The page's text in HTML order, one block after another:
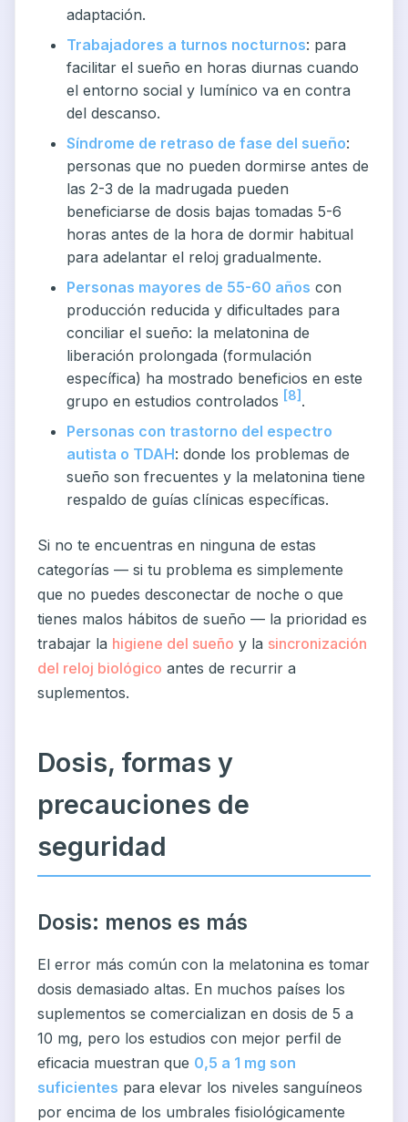
adaptación.
Trabajadores a turnos nocturnos: para
facilitar el sueño en horas diurnas cuando
el entorno social y lumínico va en contra
del descanso.
Síndrome de retraso de fase del sueño:
personas que no pueden dormirse antes de
las 2-3 de la madrugada pueden
beneficiarse de dosis bajas tomadas 5-6
horas antes de la hora de dormir habitual
para adelantar el reloj gradualmente.
Personas mayores de 55-60 años con
producción reducida y dificultades para
conciliar el sueño: la melatonina de
liberación prolongada (formulación
específica) ha mostrado beneficios en este
grupo en estudios controlados [8] .
Personas con trastorno del espectro
autista o TDAH: donde los problemas de
sueño son frecuentes y la melatonina tiene
respaldo de guías clínicas específicas.
Si no te encuentras en ninguna de estas
categorías — si tu problema es simplemente
que no puedes desconectar de noche o que
tienes malos hábitos de sueño — la prioridad es
trabajar la higiene del sueño y la sincronización
del reloj biológico antes de recurrir a
suplementos.
Dosis, formas y
precauciones de
seguridad
Dosis: menos es más
El error más común con la melatonina es tomar
dosis demasiado altas. En muchos países los
suplementos se comercializan en dosis de 5 a
10 mg, pero los estudios con mejor perfil de
eficacia muestran que 0,5 a 1 mg son
suficientes para elevar los niveles sanguíneos
por encima de los umbrales fisiológicamente